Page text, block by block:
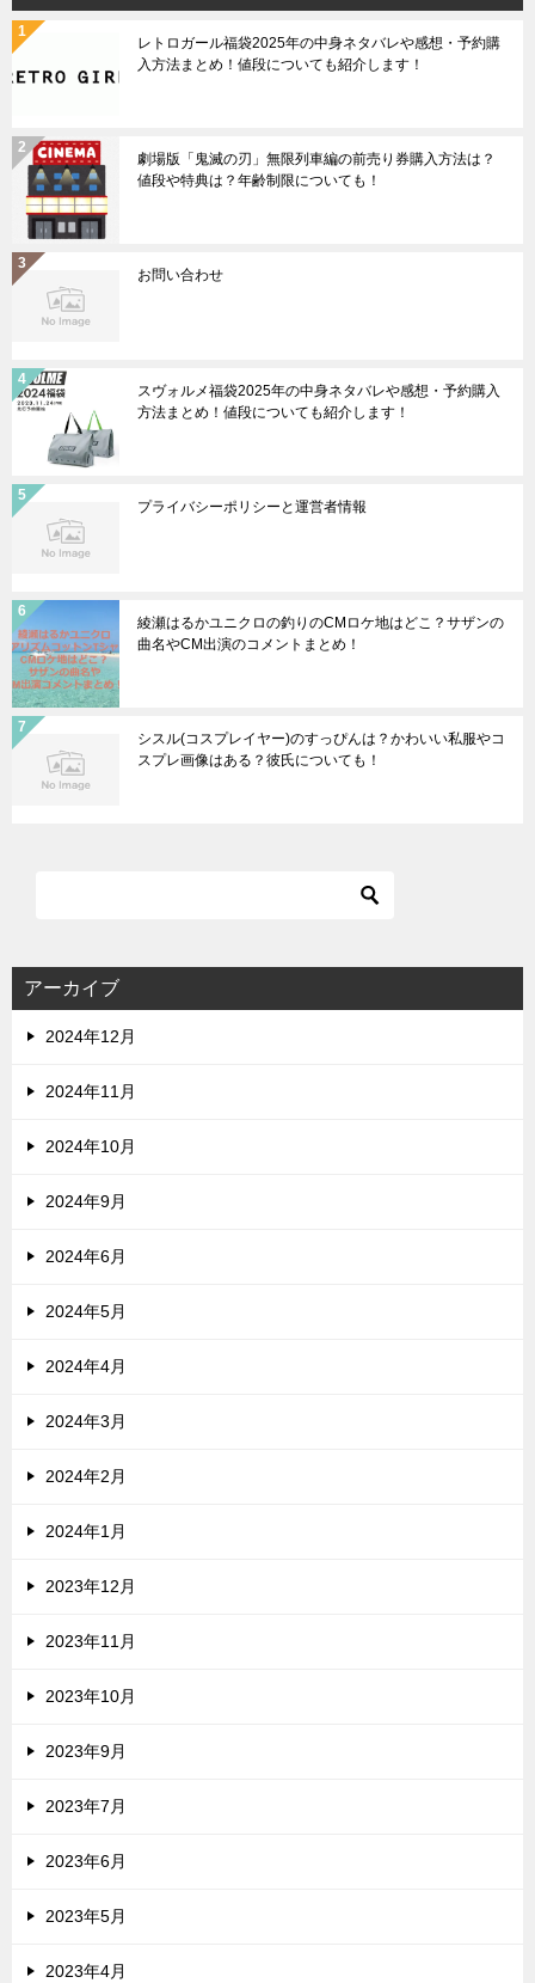
レトロガール福袋2025年の中身ネタバレや感想・予約購
入方法まとめ！値段についても紹介します！
劇場版「鬼滅の刃」無限列車編の前売り券購入方法は？
値段や特典は？年齢制限についても！
お問い合わせ
スヴォルメ福袋2025年の中身ネタバレや感想・予約購入
方法まとめ！値段についても紹介します！
プライバシーポリシーと運営者情報
綾瀬はるかユニクロの釣りのCMロケ地はどこ？サザンの
曲名やCM出演のコメントまとめ！
シスル(コスプレイヤー)のすっぴんは？かわいい私服やコ
スプレ画像はある？彼氏についても！
アーカイブ
2024年12月
2024年11月
2024年10月
2024年9月
2024年6月
2024年5月
2024年4月
2024年3月
2024年2月
2024年1月
2023年12月
2023年11月
2023年10月
2023年9月
2023年7月
2023年6月
2023年5月
2023年4月